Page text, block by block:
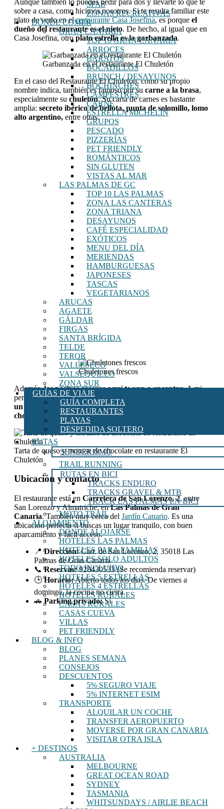
SPAS
ZONAS RECREATIVAS
DÓNDE COMER
GRAN CANARIA
TOP 10 GRAN CANARIA
ARROCES
BARATOS
BOCADILLOS
BRUNCH / DESAYUNOS
BOCHINCHES
CAMPESTRES
CARNE
ESTRELLA MICHELIN
GRUPOS
PESCADO
PIZZERÍAS
PET FRIENDLY
ROMÁNTICOS
SIN GLUTEN
VISTAS AL MAR
LAS PALMAS DE GC
TOP 10 LAS PALMAS
ZONA LAS CANTERAS
ZONA TRIANA
DESAYUNOS
CAFÉ ESPECIALIDAD
EXÓTICOS
MENU DEL DÍA
MERIENDAS
HAMBURGUESAS
JAPONESES
TASCAS
VEGETARIANOS
ARUCAS
AGAETE
GÁLDAR
FIRGAS
SANTA BRÍGIDA
TELDE
TEROR
VALLESECO
VALSEQUILLO
ZONA SUR
GUÍAS DE VIAJE
GUÍA COMPLETA
RESTAURANTES
PLAYAS
DESPEDIDA SOLTERO
RUTAS
SENDERISMO
TRAIL RUNNING
RUTAS EN BICI
TRACKS ENDURO
TRACKS GRAVEL & MTB
TRACK LAS PALMAS EN BICI
MOTO TRAIL
ALOJAMIENTO
DÓNDE ALOJARSE
HOTELES LAS PALMAS
HOTELES PARA FAMILIAS
HOTELES SOLO ADULTOS
TODO INCLUIDO
HOTELES 5 ESTRELLAS
HOTELES 4 ESTRELLAS
HOTELES RURALES
CASAS RURALES
CASAS CUEVA
VILLAS
PET FRIENDLY
BLOG & INFO
BLOG
PLANES SEMANA
CONSEJOS
DESCUENTOS
5% SEGURO VIAJE
5% INTERNET ESIM
TRANSPORTE
ALQUILAR UN COCHE
TRANSFER AEROPUERTO
MOVERSE POR GRAN CANARIA
VISITAR OTRA ISLA
+ DESTINOS
AUSTRALIA
MELBOURNE
GREAT OCEAN ROAD
SYDNEY
TASMANIA
WHITSUNDAYS / AIRLIE BEACH
sobre a casa, como hicimos nosotros. Si te resulta familiar este
plato de verlo en elrestaurante Casa Josefina, es porque el
dueño del restaurante es el nieto. De hecho, al igual que en
Casa Josefina, otroplato estrella es la garbanzada.
Garbanzada en el restaurante El Chuletón
En el caso del Restaurante El Chuletón, como su propio
nombre indica, también es famoso por su carne a la brasa,
especialmente su chuletón. Su carta de carnes es bastante
amplia: secreto ibérico de bellota, punta de solomillo, lomo
alto argentino, entre otras.
Chuletones frescos
Además,los postres caseros aquí te van a encantar.A mi
personalmente me conquistó latarta de queso
un toque de queso flor de Guía. También tienen
chocolate, mousse de gofio, polvito uruguayo
Tarta de queso y mousse de chocolate en restaurante El
Chuletón
Ubicación y contacto
El restaurante está en Carretera de San Lorenzo, 2, entre
San Lorenzo y Almatriche, enLas Palmas de Gran
Canaria. También muy cerca del Jardín Canario. Es una
ubicación perfecta si buscas un lugar tranquilo, con buen
aparcamiento y fácil acceso.
📍Dirección:Carr. de San Lorenzo, 2, 35018 Las
Palmas de Gran Canaria
📞Reservas:928430533 (Se recomienda reservar)
🕒Horario:Abierto todos los días. De viernes a
domingo, la cocina no cierra.
🚗 Parking privado:Sí